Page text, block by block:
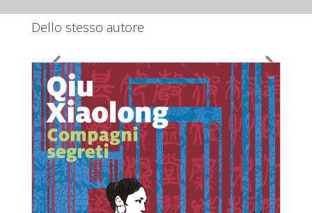
Dello stesso autore